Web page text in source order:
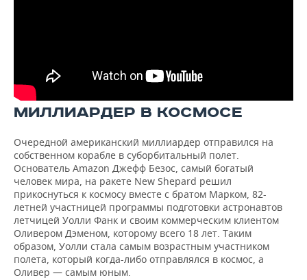
МИЛЛИАРДЕР В КОСМОСЕ
Очередной американский миллиардер отправился на
собственном корабле в суборбитальный полет.
Основатель Amazon Джефф Безос, самый богатый
человек мира, на ракете New Shepard решил
прикоснуться к космосу вместе с братом Марком, 82-
летней участницей программы подготовки астронавтов
летчицей Уолли Фанк и своим коммерческим клиентом
Оливером Дэменом, которому всего 18 лет. Таким
образом, Уолли стала самым возрастным участником
полета, который когда-либо отправлялся в космос, а
Оливер — самым юным.